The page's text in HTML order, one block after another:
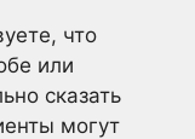
что
или
сказать
могут